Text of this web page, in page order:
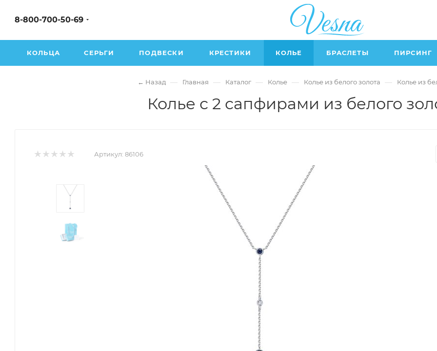
8-800-700-50-69
КОЛЬЦА СЕРЬГИ ПОДВЕСКИ КРЕСТИКИ КОЛЬЕ БРАСЛЕТЫ ПИРСИНГ
← Назад — Главная — Каталог — Колье — Колье из белого золота — Колье из
Колье с 2 сапфирами из белого
Артикул: 86106